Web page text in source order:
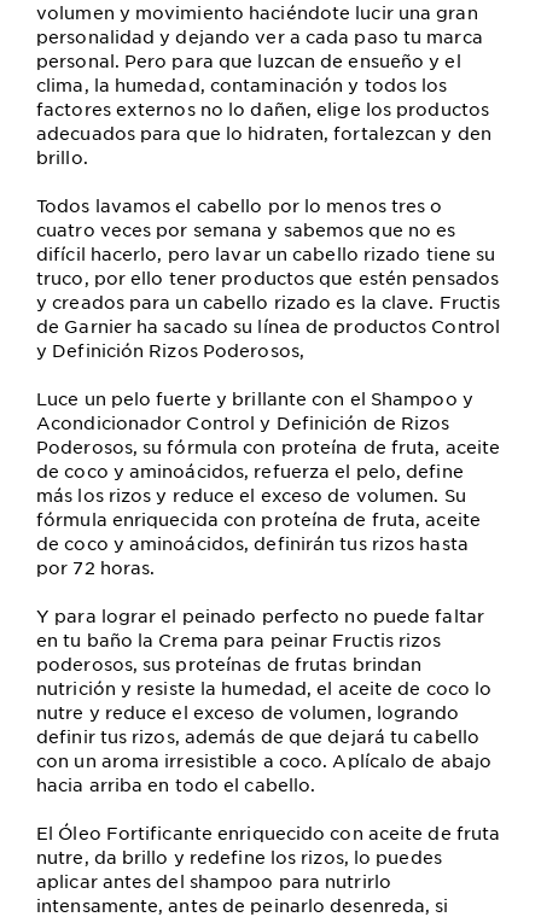
volumen y movimiento haciéndote lucir una gran
personalidad y dejando ver a cada paso tu marca
personal. Pero para que luzcan de ensueño y el
clima, la humedad, contaminación y todos los
factores externos no lo dañen, elige los productos
adecuados para que lo hidraten, fortalezcan y den
brillo.
Todos lavamos el cabello por lo menos tres o
cuatro veces por semana y sabemos que no es
difícil hacerlo, pero lavar un cabello rizado tiene su
truco, por ello tener productos que estén pensados
y creados para un cabello rizado es la clave. Fructis
de Garnier ha sacado su línea de productos Control
y Definición Rizos Poderosos,
Luce un pelo fuerte y brillante con el Shampoo y
Acondicionador Control y Definición de Rizos
Poderosos, su fórmula con proteína de fruta, aceite
de coco y aminoácidos, refuerza el pelo, define
más los rizos y reduce el exceso de volumen. Su
fórmula enriquecida con proteína de fruta, aceite
de coco y aminoácidos, definirán tus rizos hasta
por 72 horas.
Y para lograr el peinado perfecto no puede faltar
en tu baño la Crema para peinar Fructis rizos
poderosos, sus proteínas de frutas brindan
nutrición y resiste la humedad, el aceite de coco lo
nutre y reduce el exceso de volumen, logrando
definir tus rizos, además de que dejará tu cabello
con un aroma irresistible a coco. Aplícalo de abajo
hacia arriba en todo el cabello.
El Óleo Fortificante enriquecido con aceite de fruta
nutre, da brillo y redefine los rizos, lo puedes
aplicar antes del shampoo para nutrirlo
intensamente, antes de peinarlo desenreda, si